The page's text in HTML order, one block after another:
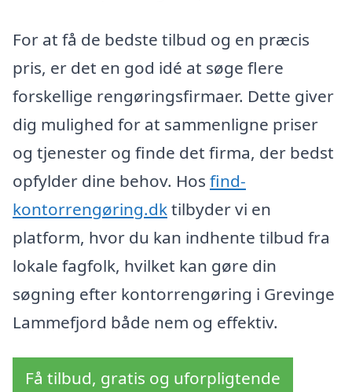
For at få de bedste tilbud og en præcis
pris, er det en god idé at søge flere
forskellige rengøringsfirmaer. Dette giver
dig mulighed for at sammenligne priser
og tjenester og finde det firma, der bedst
opfylder dine behov. Hos find-
kontorrengøring.dktilbyder vi en
platform, hvor du kan indhente tilbud fra
lokale fagfolk, hvilket kan gøre din
søgning efter kontorrengøring i Grevinge
Lammefjord både nem og effektiv.
Få tilbud, gratis og uforpligtende